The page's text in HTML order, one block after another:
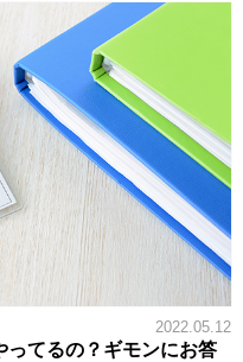
2022.05.12
ってるの？ギモンにお答